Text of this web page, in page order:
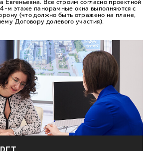
Все строим согласно проектной
м этаже панорамные окна выполняются с
(что должно быть отражено на плане,
Договору долевого участия).